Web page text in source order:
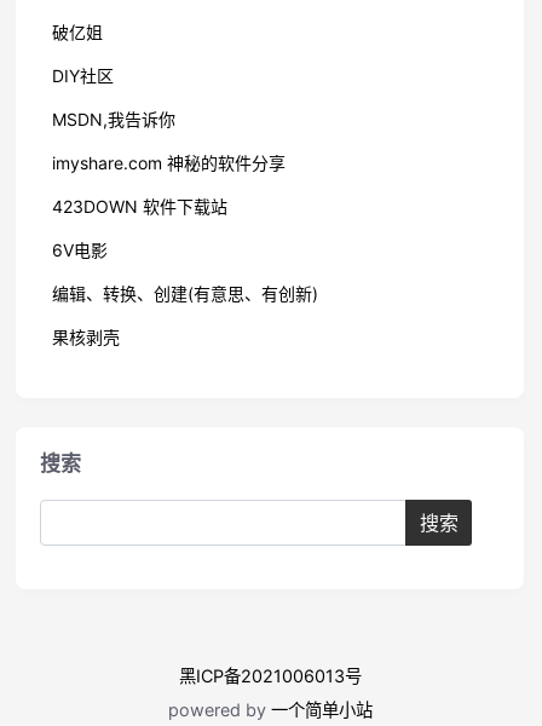
破亿姐
DIY社区
MSDN,我告诉你
imyshare.com 神秘的软件分享
423DOWN 软件下载站
6V电影
编辑、转换、创建(有意思、有创新)
果核剥壳
搜索
黑ICP备2021006013号
powered by 一个简单小站